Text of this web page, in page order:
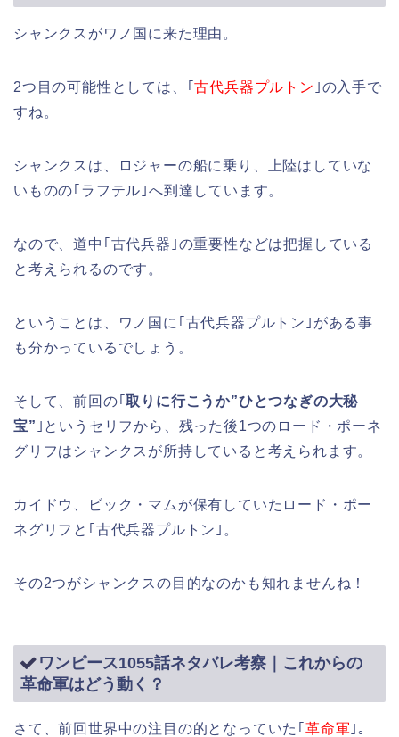
シャンクスがワノ国に来た理由。
2つ目の可能性としては、｢古代兵器プルトン
｣の入手で
すね。
シャンクスは、ロジャーの船に乗り、上陸はしていな
いものの｢ラフテル｣へ到達しています。
なので、道中｢古代兵器｣の重要性などは把握している
と考えられるのです。
ということは、ワノ国に｢古代兵器プルトン｣がある事
も分かっているでしょう。
そして、前回の｢取りに行こうか”ひとつなぎの大秘
宝” ｣というセリフから、残った後1つのロード・ポーネ
グリフはシャンクスが所持していると考えられます。
カイドウ、ビック・マムが保有していたロード・ポー
ネグリフと｢古代兵器プルトン｣。
その2つがシャンクスの目的なのかも知れませんね！
ワンピース1055話ネタバレ考察｜これからの
革命軍はどう動く？
さて、前回世界中の注目の的となっていた｢ 革命軍 ｣。